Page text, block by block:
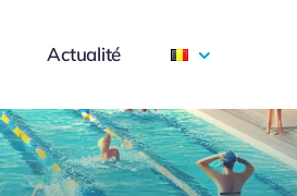
Actualité